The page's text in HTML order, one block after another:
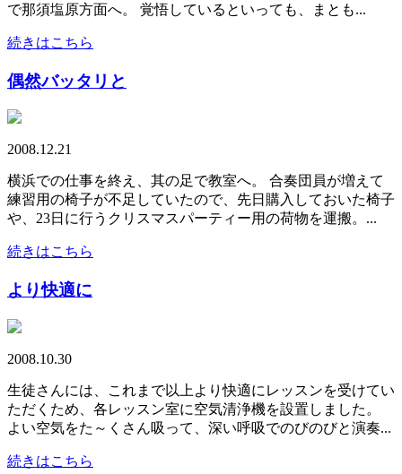
で那須塩原方面へ。 覚悟しているといっても、まとも...
続きはこちら
偶然バッタリと
2008.12.21
横浜での仕事を終え、其の足で教室へ。 合奏団員が増えて
練習用の椅子が不足していたので、先日購入しておいた椅子
や、23日に行うクリスマスパーティー用の荷物を運搬。...
続きはこちら
より快適に
2008.10.30
生徒さんには、これまで以上より快適にレッスンを受けてい
ただくため、各レッスン室に空気清浄機を設置しました。
よい空気をた～くさん吸って、深い呼吸でのびのびと演奏...
続きはこちら